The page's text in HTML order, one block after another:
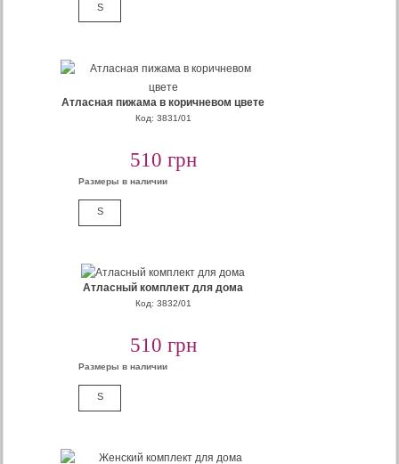
S
Атласная пижама в коричневом цвете
Код: 3831/01
510 грн
Размеры в наличии
S
Атласный комплект для дома
Код: 3832/01
510 грн
Размеры в наличии
S